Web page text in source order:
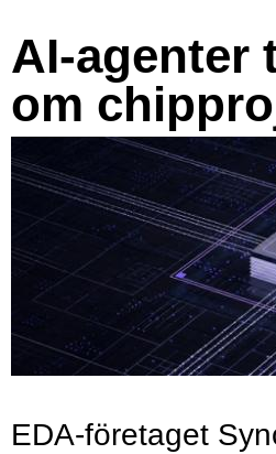
AI-agenter
om
EDA-företaget